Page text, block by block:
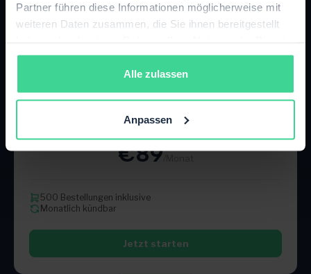
Partner führen diese Informationen möglicherweise mit
weiteren Daten zusammen, die Sie ihnen bereitgestellt
gesammelt haben.
Alle zulassen
Anpassen
Das passende Paket für dein
Jederzeit flexibel upgraden oder kündigen.
Bis zu 500 Bestellungen / Monat
€89
500 Bestellungen inklusive
Monatlich kündbar
Jetzt starten